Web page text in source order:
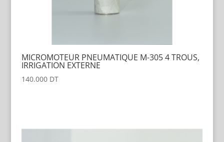
MICROMOTEUR PNEUMATIQUE M-305 4 TROUS,
IRRIGATION EXTERNE
140.000DT